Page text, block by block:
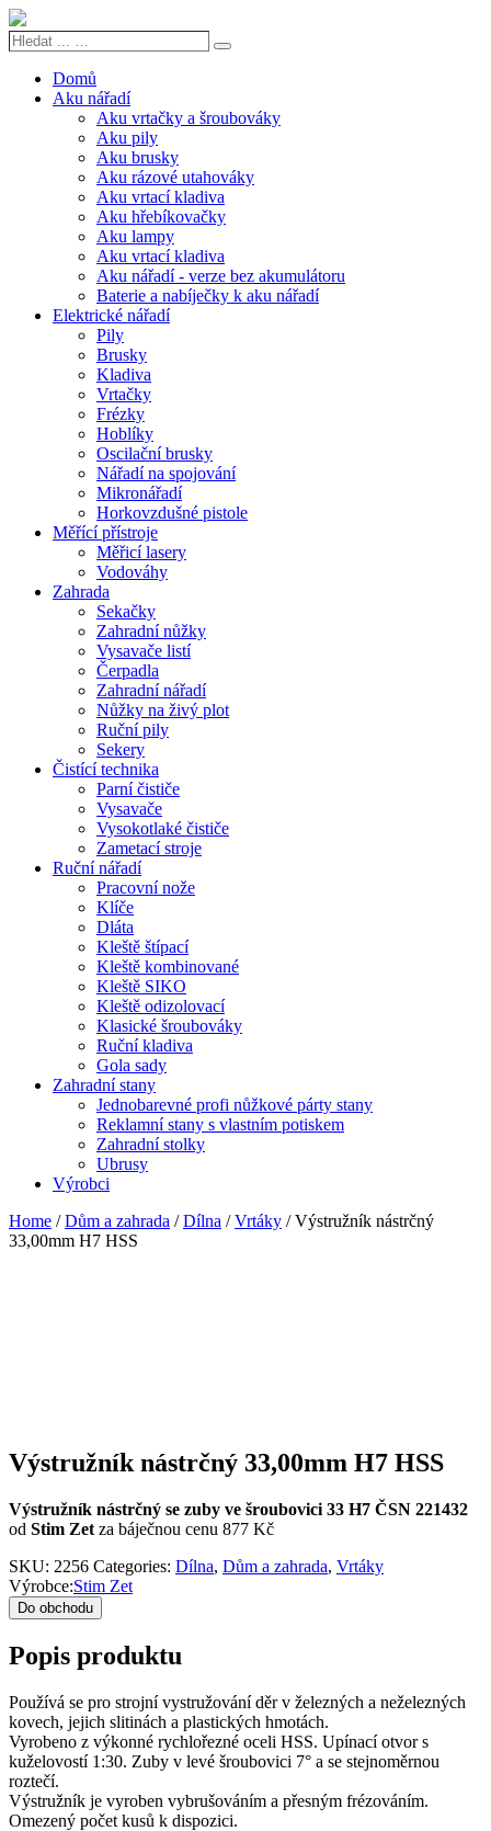
Hledat
Search
Domů
Aku nářadí
Aku vrtačky a šroubováky
Aku pily
Aku brusky
Aku rázové utahováky
Aku vrtací kladiva
Aku hřebíkovačky
Aku lampy
Aku vrtací kladiva
Aku nářadí - verze bez akumulátoru
Baterie a nabíječky k aku nářadí
Elektrické nářadí
Pily
Brusky
Kladiva
Vrtačky
Frézky
Hoblíky
Oscilační brusky
Nářadí na spojování
Mikronářadí
Horkovzdušné pistole
Měřící přístroje
Měřicí lasery
Vodováhy
Zahrada
Sekačky
Zahradní nůžky
Vysavače listí
Čerpadla
Zahradní nářadí
Nůžky na živý plot
Ruční pily
Sekery
Čistící technika
Parní čističe
Vysavače
Vysokotlaké čističe
Zametací stroje
Ruční nářadí
Pracovní nože
Klíče
Dláta
Kleště štípací
Kleště kombinované
Kleště SIKO
Kleště odizolovací
Klasické šroubováky
Ruční kladiva
Gola sady
Zahradní stany
Jednobarevné profi nůžkové párty stany
Reklamní stany s vlastním potiskem
Zahradní stolky
Ubrusy
Výrobci
Home /Dům a zahrada /Dílna /Vrtáky / Výstružník nástrčný
33,00mm H7 HSS
Výstružník nástrčný 33,00mm H7 HSS
Výstružník nástrčný se zuby ve šroubovici 33 H7 ČSN 221432
od Stim Zet za báječnou cenu 877 Kč
SKU: 2256 Categories: Dílna, Dům a zahrada, Vrtáky
Výrobce:Stim Zet
Do obchodu
Popis produktu
Používá se pro strojní vystružování děr v železných a neželezných
kovech, jejich slitinách a plastických hmotách.
Vyrobeno z výkonné rychlořezné oceli HSS. Upínací otvor s
kuželovostí 1:30. Zuby v levé šroubovici 7° a se stejnoměrnou
roztečí.
Výstružník je vyroben vybrušováním a přesným frézováním.
Omezený počet kusů k dispozici.